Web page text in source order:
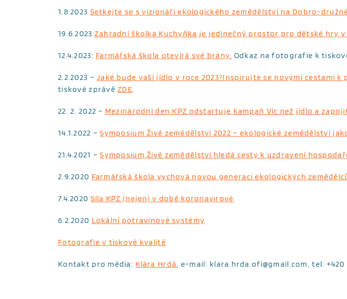
1.8.2023 Setkejte se s vizionáři ekologického zemědělství na Dobro-
19.6.2023 Zahradní školka Kuchyňka je jedinečný prostor pro dětské hry
12.4.2023: Farmářská škola otevírá své brány. Odkaz na fotografie k
2.2.2023 –Jaké bude vaší jídlo v roce 2023?Inspirujte se novými cestami
tiskové zprávěZDE.
22. 2. 2022 – Mezinárodní den KPZ odstartuje kampaň Víc než jídlo a
14.1.2022 –Symposium Živé zemědělství 2022 – ekologické zemědělství
21.4.2021 –Symposium Živé zemědělství hledá cesty k uzdravení
2.9.2020 Farmářská škola vychová novou generaci ekologických
7.4.2020 Síla KPZ (nejen) v době koronavirové
6.2.2020 Lokální potravinové systémy
Fotografie v tiskové kvalitě
Kontakt pro média: Klára Hrdá, e-mail: klara.hrda.ofi@gmail.com, tel: +420